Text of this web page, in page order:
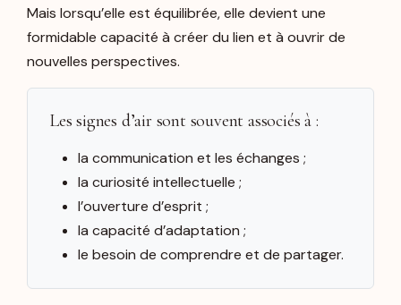
Mais lorsqu’elle est équilibrée, elle devient une
formidable capacité à créer du lien et à ouvrir de
nouvelles perspectives.
Les signes d’air sont souvent associés à :
la communication et les échanges ;
la curiosité intellectuelle ;
l’ouverture d’esprit ;
la capacité d’adaptation ;
le besoin de comprendre et de partager.